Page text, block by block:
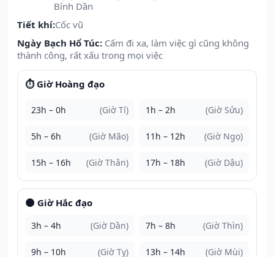
Bính Dần
Tiết khí:Cốc vũ
Ngày Bạch Hổ Túc: Cấm đi xa, làm việc gì cũng không
thành công, rất xấu trong mọi việc
⏱️ Giờ Hoàng đạo
23h – 0h (Giờ Tí) 1h – 2h (Giờ Sửu)
5h – 6h (Giờ Mão) 11h – 12h (Giờ Ngọ)
15h – 16h (Giờ Thân) 17h – 18h (Giờ Dậu)
🌑 Giờ Hắc đạo
3h – 4h (Giờ Dần) 7h – 8h (Giờ Thìn)
9h – 10h (Giờ Tỵ) 13h – 14h (Giờ Mùi)